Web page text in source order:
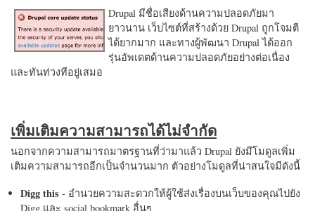
Drupal มีชื่อเสียงด้านความปลอดภัยมา
ยาวนาน เว็บไซต์ที่สร้างด้วย Drupal ถูกโจมตี
ได้ยากมาก และทางผู้พัฒนา Drupal ได้ออก
รุ่นอัพเดตด้านความปลอดภัยอย่างต่อเนื่อง
และทันท่วงทีอยู่เสมอ
เพิ่มเติมความสามารถได้ไม่จำกัด
นอกจากความสามารถมาตรฐานที่ว่ามาแล้ว Drupal ยังมีโมดูลเพิ่ม
เติมความสามารถอีกเป็นจำนวนมาก ตัวอย่างโมดูลที่น่าสนใจมีดังนี้
Digg this - อำนวยความสะดวกให้ผู้ใช้ส่งเรื่องบนเว็บของคุณไปยัง
Digg และ social bookmark อื่นๆ